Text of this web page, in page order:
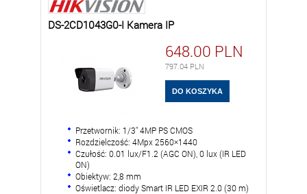
DS-2CD1043G0-I Kamera IP
648.00 PLN
797.04 PLN
Przetwornik: 1/3" 4MP PS CMOS
Rozdzielczość: 4Mpx 2560×1440
Czułość: 0.01 lux/F1.2 (AGC ON), 0 lux (IR LED
ON)
Obiektyw: 2,8 mm
Oświetlacz: diody Smart IR LED EXIR 2.0 (30 m)